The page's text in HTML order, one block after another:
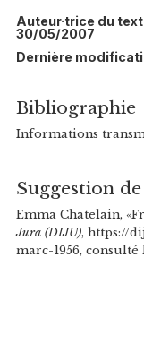
Auteur·trice du
30/05/2007
Dernière
Bibliographie
Informations
Suggestion
Emma Chatelain,
Jura (DIJU), https://
marc-1956, consulté